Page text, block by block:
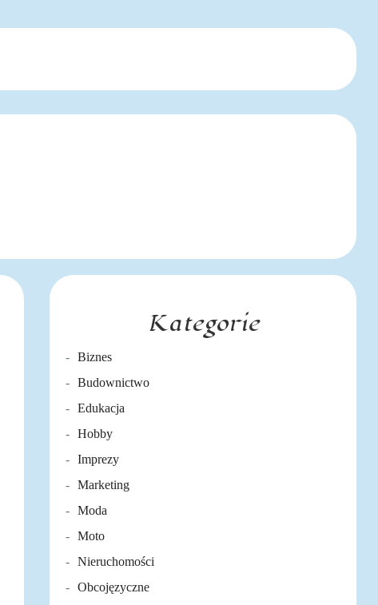
Kategorie
Biznes
Budownictwo
Edukacja
Hobby
Imprezy
Marketing
Moda
Moto
Nieruchomości
Obcojęzyczne